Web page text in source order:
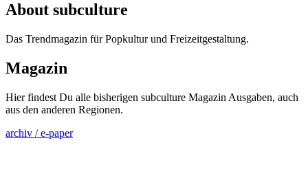
About subculture
Das Trendmagazin für Popkultur und Freizeitgestaltung.
Magazin
Hier findest Du alle bisherigen subculture Magazin Ausgaben, auch
aus den anderen Regionen.
archiv / e-paper